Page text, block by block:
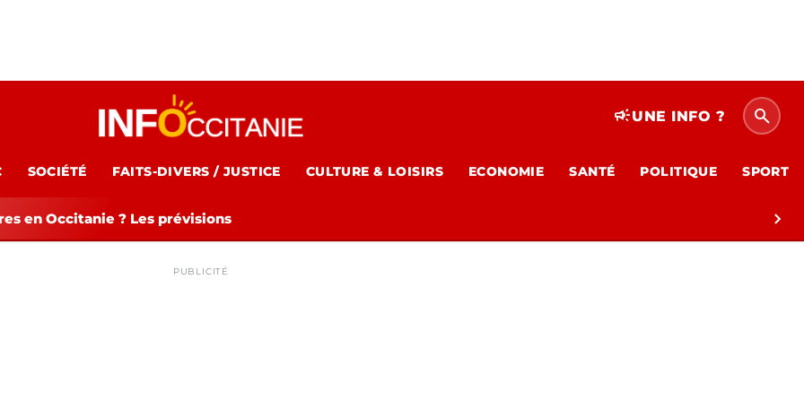
campaignUNE INFO ? search
SOCIÉTÉ FAITS-DIVERS / JUSTICE CULTURE & LOISIRS ECONOMIE SANTÉ POLITIQUE SPORT
en Occitanie ? Les prévisions chevron_right
PUBLICITÉ